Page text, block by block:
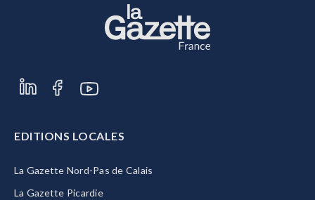
EDITIONS LOCALES
La Gazette Nord-Pas de Calais
La Gazette Picardie